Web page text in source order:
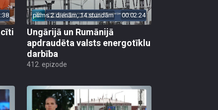
pirms 2 dienām, 14 stundām 00:02:24
Ungārijā un Rumānijā
apdraudēta valsts energotīklu
darbība
412. epizode